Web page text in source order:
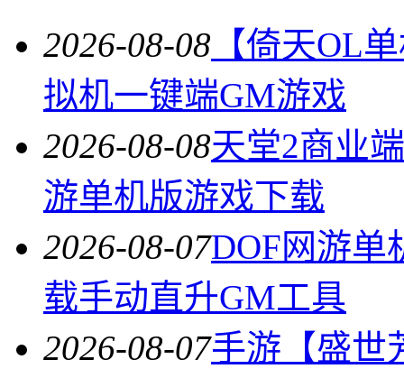
2026-08-08 【倚天OL
拟机一键端GM游戏
2026-08-08天堂2商业
游单机版游戏下载
2026-08-07DOF网游单
载手动直升GM工具
2026-08-07手游【盛世